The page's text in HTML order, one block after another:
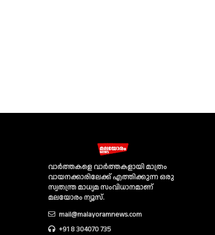
വാര്‍ത്തകളെ വാര്‍ത്തകളായി മാത്രം
വായനക്കാരിലേക്ക് എത്തിക്കുന്ന ഒരു
സ്വതന്ത്ര മാധ്യമ സംവിധാനമാണ്
മലയോരം ന്യൂസ്‌.
mail@malayoramnews.com
+91 8 304070 735